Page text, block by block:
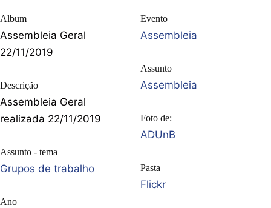
Album
Assembleia Geral
22/11/2019
Descrição
Assembleia Geral
realizada 22/11/2019
Assunto - tema
Grupos de trabalho
Ano
Evento
Assembleia
Assunto
Assembleia
Foto de:
ADUnB
Pasta
Flickr